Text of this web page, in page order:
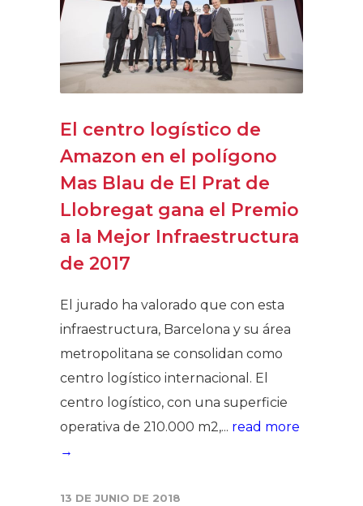
El centro logístico de
Amazon en el polígono
Mas Blau de El Prat de
Llobregat gana el Premio
a la Mejor Infraestructura
de 2017
El jurado ha valorado que con esta
infraestructura, Barcelona y su área
metropolitana se consolidan como
centro logístico internacional. El
centro logístico, con una superficie
operativa de 210.000 m2,... read more
→
13 DE JUNIO DE 2018